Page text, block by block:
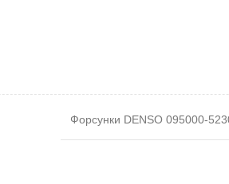
Форсунки DENSO 095000-